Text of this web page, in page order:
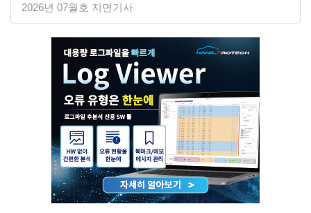
2026년 07월호 지면기사